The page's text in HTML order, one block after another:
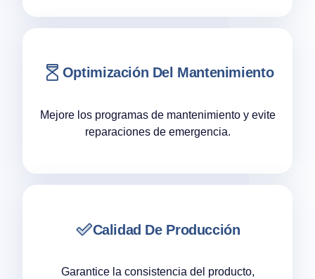
Optimización Del Mantenimiento
Mejore los programas de mantenimiento y evite
reparaciones de emergencia.
Calidad De Producción
Garantice la consistencia del producto,